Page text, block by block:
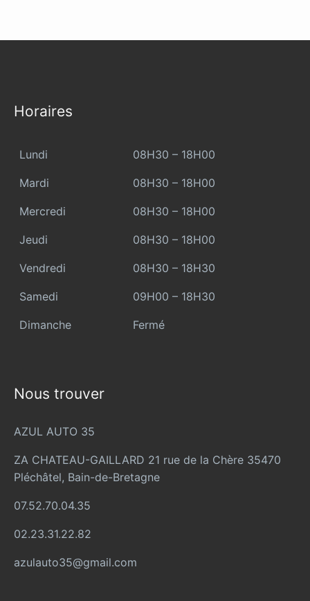
Horaires
Lundi 08H30 – 18H00
Mardi 08H30 – 18H00
Mercredi 08H30 – 18H00
Jeudi 08H30 – 18H00
Vendredi 08H30 – 18H30
Samedi 09H00 – 18H30
Dimanche Fermé
Nous trouver
AZUL AUTO 35
ZA CHATEAU-GAILLARD 21 rue de la Chère 35470
Pléchâtel, Bain-de-Bretagne
07.52.70.04.35
02.23.31.22.82
azulauto35@gmail.com